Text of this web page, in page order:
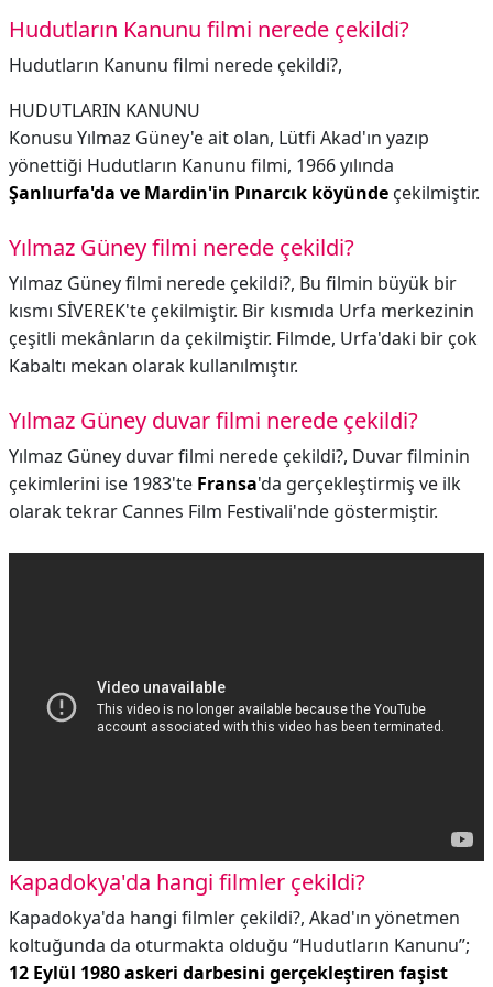
Hudutların Kanunu filmi nerede çekildi?
Hudutların Kanunu filmi nerede çekildi?,
HUDUTLARIN KANUNU
Konusu Yılmaz Güney'e ait olan, Lütfi Akad'ın yazıp
yönettiği Hudutların Kanunu filmi, 1966 yılında
Şanlıurfa'da ve Mardin'in Pınarcık köyünde çekilmiştir.
Yılmaz Güney filmi nerede çekildi?
Yılmaz Güney filmi nerede çekildi?, Bu filmin büyük bir
kısmı SİVEREK'te çekilmiştir. Bir kısmıda Urfa merkezinin
çeşitli mekânların da çekilmiştir. Filmde, Urfa'daki bir çok
Kabaltı mekan olarak kullanılmıştır.
Yılmaz Güney duvar filmi nerede çekildi?
Yılmaz Güney duvar filmi nerede çekildi?, Duvar filminin
çekimlerini ise 1983'te Fransa'da gerçekleştirmiş ve ilk
olarak tekrar Cannes Film Festivali'nde göstermiştir.
Kapadokya'da hangi filmler çekildi?
Kapadokya'da hangi filmler çekildi?, Akad'ın yönetmen
koltuğunda da oturmakta olduğu “Hudutların Kanunu”;
12 Eylül 1980 askeri darbesini gerçekleştiren faşist